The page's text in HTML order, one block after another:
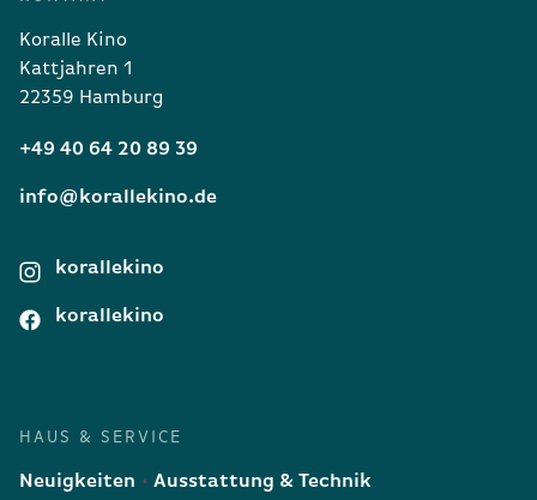
Koralle Kino
Kattjahren 1
22359 Hamburg
+49 40 64 20 89 39
info@korallekino.de
korallekino
korallekino
HAUS & SERVICE
Neuigkeiten Ausstattung & Technik